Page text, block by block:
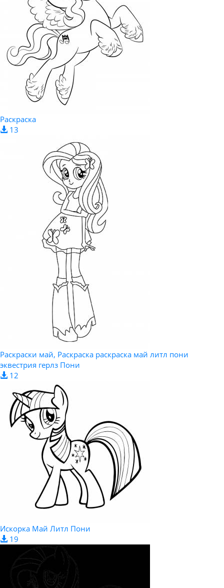
Раскраска
13
Раскраски май, Раскраска раскраска май литл пони
эквестрия герлз Пони
12
Искорка Май Литл Пони
19